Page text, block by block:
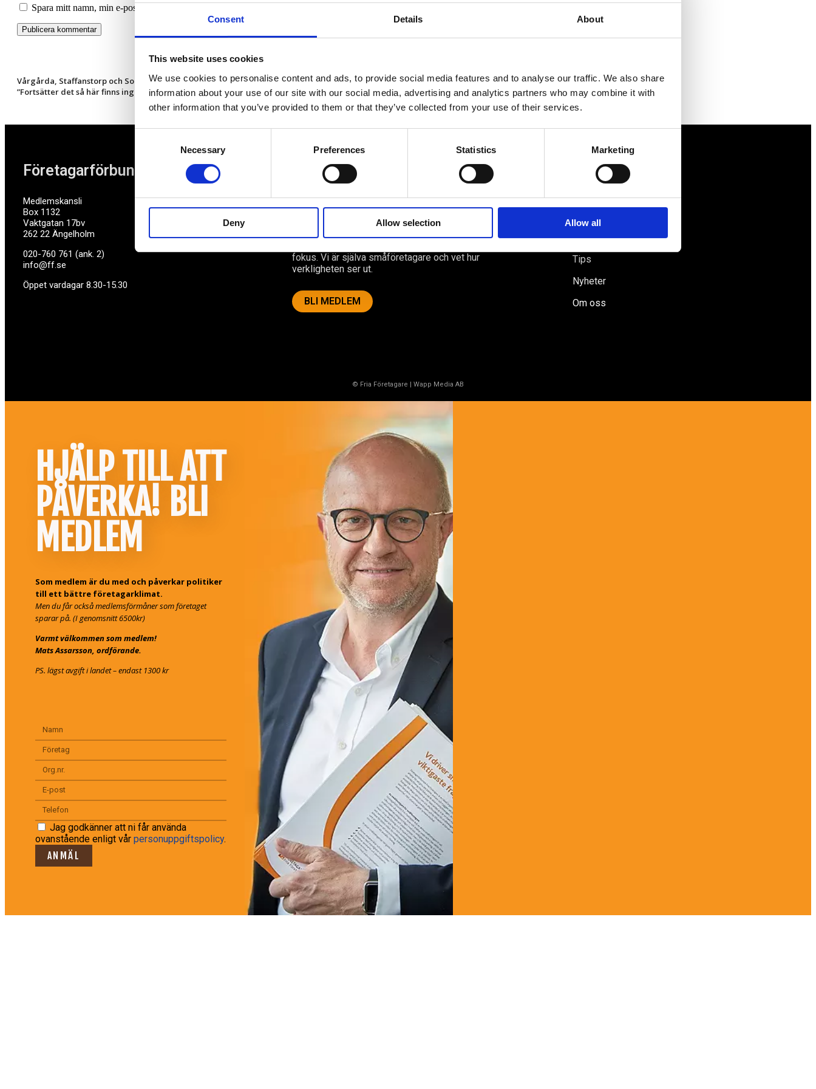
Consent Details About
This website uses cookies
We use cookies to personalise content and ads, to provide social media features and to analyse our traffic. We also share
information about your use of our site with our social media, advertising and analytics partners who may combine it with
other information that you’ve provided to them or that they’ve collected from your use of their services.
Necessary Preferences Statistics Marketing
Deny Allow selection Allow all
Spara mitt namn, min e-postadress och webbplats i denna webbläsare till nästa gång jag skriver en kommentar.
Vårgårda, Staffanstorp och Solna i topp!
”Fortsätter det så här finns ingen marginal kvar”
Företagarförbundet
Medlemskansli
Box 1132
Vaktgatan 17bv
262 22 Ängelholm
020-760 761 (ank. 2)
info@ff.se
Öppet vardagar 8.30-15.30
Av småföretagare, för småföretagare
Ett medlemskap späckat med
småföretagaranpassade medlemstjänster och
förmåner. Din egen inköpsavdelning, rådgivning,
försäkringspaket och mycket mer. Vi fokuserar på
fokus. Vi är själva småföretagare och vet hur
verkligheten ser ut.
BLI MEDLEM
Näringspolitik
Rådgivning
Tips
Nyheter
Om oss
© Fria Företagare | Wapp Media AB
HJÄLP TILL ATT
PÅVERKA! BLI
MEDLEM
Som medlem är du med och påverkar politiker
till ett bättre företagarklimat.
Men du får också medlemsförmåner som företaget
sparar på. (I genomsnitt 6500kr)
Varmt välkommen som medlem!
Mats Assarsson, ordförande.
PS. lägst avgift i landet – endast 1300 kr
Jag godkänner att ni får använda
ovanstående enligt vår personuppgiftspolicy.
ANMÄL